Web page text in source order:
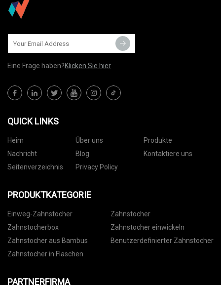
Eine Frage haben?Klicken Sie hier
QUICK LINKS
Heim Über uns
Produkte
Nachricht
Blog
Kontaktiere uns
Seitenverzeichnis
Privacy Policy
PRODUKTKATEGORIE
Einweg-Zahnstocher
Zahnstocher
Zahnstocherbox
Zahnstocher einwickeln
Zahnstocher aus Bambus
Benutzerdefinierter Zahnstocher
Zahnstocher in Flaschen
PARTNERFIRMA